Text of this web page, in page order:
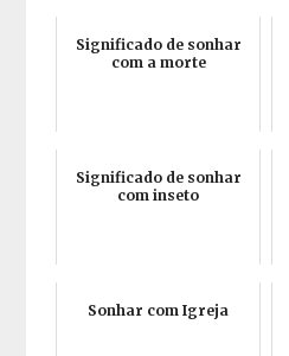
Significado de sonhar
com a morte
Significado de sonhar
com inseto
Sonhar com Igreja